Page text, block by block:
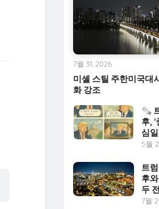
미셸 스틸 주한미국대
화 강조
7월 31, 2026
🗞
후, '
심
5월
트
후
두
7월